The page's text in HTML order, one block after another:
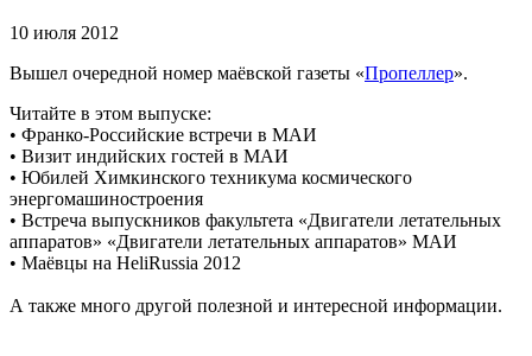
10 июля 2012
Вышел очередной номер маёвской газеты «Пропеллер».
Читайте в этом выпуске:
• Франко-Российские встречи в МАИ
• Визит индийских гостей в МАИ
• Юбилей Химкинского техникума космического
энергомашиностроения
• Встреча выпускников факультета «Двигатели летательных
аппаратов» «Двигатели летательных аппаратов» МАИ
• Маёвцы на HeliRussia 2012
А также много другой полезной и интересной информации.